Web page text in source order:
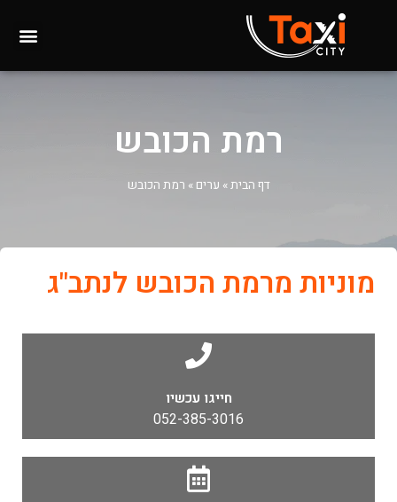
רמת הכובש
דף הבית» ערים » רמת הכובש
מוניות מרמת הכובש לנתב"ג
חייגו עכשיו
052-385-3016